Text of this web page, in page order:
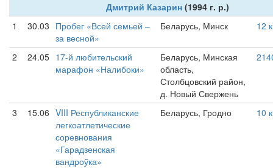
Дмитрий Казарин(1994 г. р.)
1
30.03 Пробег «Всей семьей –
за весной»
Беларусь, Минск 12
2 24.05 17-й любительский
марафон «Налибоки»
Беларусь, Минская
область,
Столбцовский район,
д. Новый Свержень
3 15.06 VIII Республиканские
легкоатлетические
соревнования
«Гарадзенская
вандроўка»
Беларусь, Гродно 10